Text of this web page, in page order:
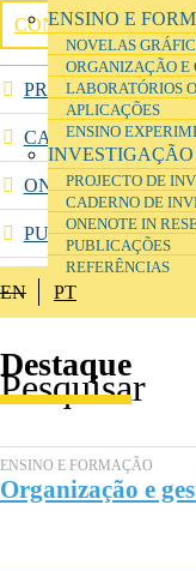
ENSINO E
NOVELAS
ORGANIZAÇÃO E
LABORATÓRIOS
APLICAÇÕES
ENSINO
INVESTIGAÇÃO
PROJECTO DE
CADERNO DE
ONENOTE IN
PUBLICAÇÕES
REFERÊNCIAS
EN PT
CONSULTAR
PROJECTO DE
CADERNO DE
ONENOTE IN
PUBLICAÇÕES
REFERÊNCIAS
Destaque
ENSINO E FORMAÇÃO
Organização e